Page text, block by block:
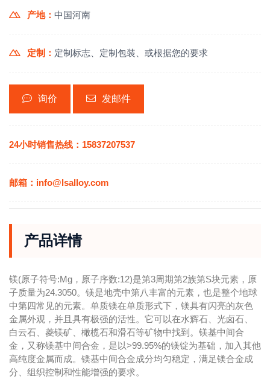
产地： 中国河南
定制： 定制标志、定制包装、或根据您的要求
询价 发邮件
24小时销售热线：15837207537
邮箱：info@lsalloy.com
产品详情
镁(原子符号:Mg，原子序数:12)是第3周期第2族第S块元素，原
子质量为24.3050。镁是地壳中第八丰富的元素，也是整个地球
中第四常见的元素。单质镁在单质形式下，镁具有闪亮的灰色
金属外观，并且具有极强的活性。它可以在水辉石、光卤石、
白云石、菱镁矿、橄榄石和滑石等矿物中找到。镁基中间合
金，又称镁基中间合金，是以>99.95%的镁锭为基础，加入其他
高纯度金属而成。镁基中间合金成分均匀稳定，满足镁合金成
分、组织控制和性能增强的要求。